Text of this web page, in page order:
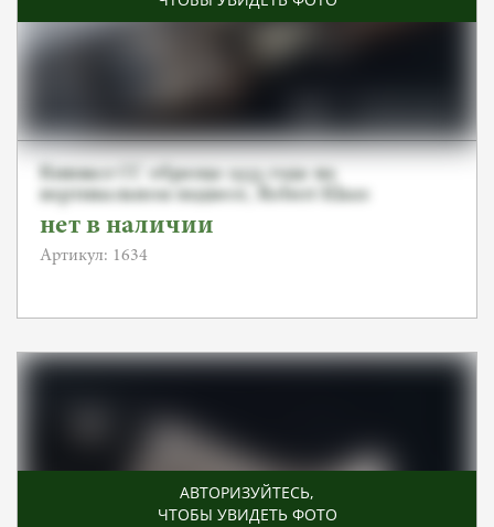
Кинжал СС образца 1933 года на
вертикальном подвесе, Robert Klaas
нет в наличии
Артикул: 1634
АВТОРИЗУЙТЕСЬ,
ЧТОБЫ УВИДЕТЬ ФОТО